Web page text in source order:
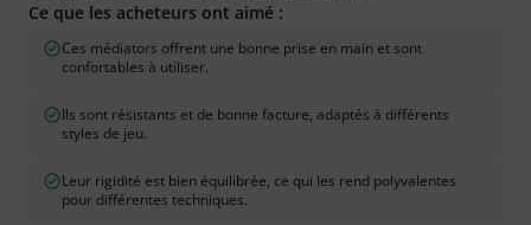
Ce que les acheteurs ont aimé :
Ces médiators offrent une bonne prise en main et sont
confortables à utiliser.
Ils sont résistants et de bonne facture, adaptés à différents
styles de jeu.
Leur rigidité est bien équilibrée, ce qui les rend polyvalentes
pour différentes techniques.